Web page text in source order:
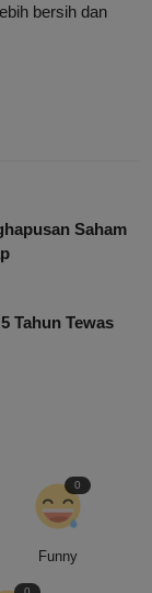
bersih dan
Saham
Tahun Tewas
Funny
0